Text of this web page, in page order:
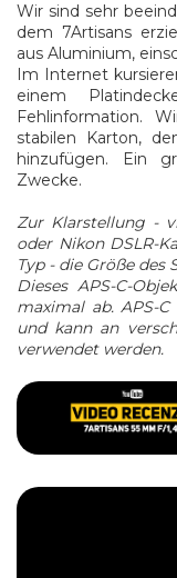
Wir sind sehr
dem 7Artisans
aus Aluminium,
Im Internet
einem
Fehlinformation.
stabilen Karton,
hinzufügen. Ein
Zwecke.
Zur Klarstellung -
oder Nikon DSLR-
Typ - die Größe des
Dieses APS-C-
maximal ab. APS-
und kann an
verwendet werden.